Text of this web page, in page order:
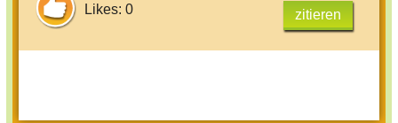
Likes: 0 zitieren